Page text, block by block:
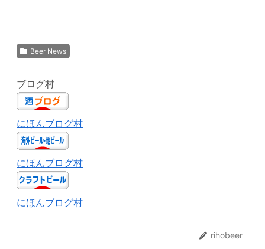
Beer News
ブログ村
にほんブログ村
にほんブログ村
にほんブログ村
rihobeer